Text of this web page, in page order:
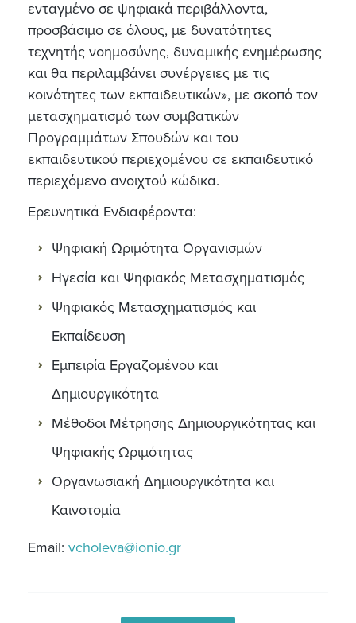
ενταγμένο σε ψηφιακά περιβάλλοντα,
προσβάσιμο σε όλους, με δυνατότητες
τεχνητής νοημοσύνης, δυναμικής ενημέρωσης
και θα περιλαμβάνει συνέργειες με τις
κοινότητες των εκπαιδευτικών», με σκοπό τον
μετασχηματισμό των συμβατικών
Προγραμμάτων Σπουδών και του
εκπαιδευτικού περιεχομένου σε εκπαιδευτικό
περιεχόμενο ανοιχτού κώδικα.
Ερευνητικά Ενδιαφέροντα:
Ψηφιακή Ωριμότητα Οργανισμών
Ηγεσία και Ψηφιακός Μετασχηματισμός
Ψηφιακός Μετασχηματισμός και
Εκπαίδευση
Εμπειρία Εργαζομένου και
Δημιουργικότητα
Μέθοδοι Μέτρησης Δημιουργικότητας και
Ψηφιακής Ωριμότητας
Οργανωσιακή Δημιουργικότητα και
Καινοτομία
Email: vcholeva@ionio.gr